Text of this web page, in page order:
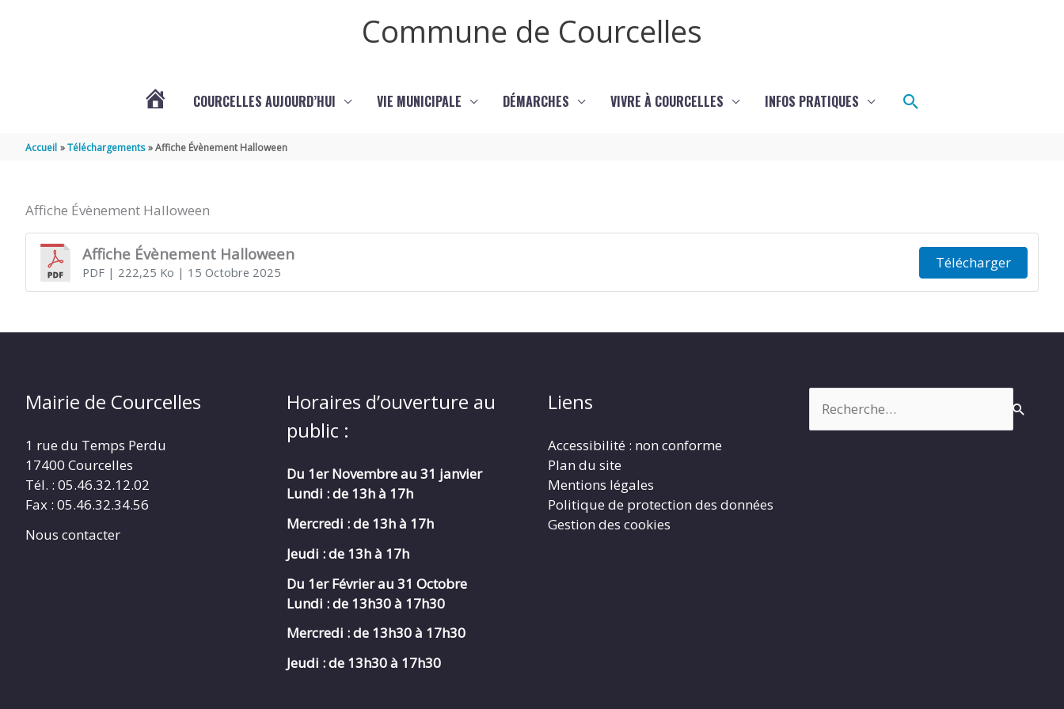
Commune de Courcelles
COURCELLES
(17777)
COURCELLES AUJOURD’HUI VIE MUNICIPALE DÉMARCHES VIVRE À COURCELLES INFOS PRATIQUES Rechercher
Accueil Téléchargements Affiche Évènement Halloween
Affiche Évènement Halloween
Affiche Évènement Halloween
PDF| 222,25 Ko | 15 Octobre 2025
Télécharger
Mairie de Courcelles
1 rue du Temps Perdu
17400 Courcelles
Tél. : 05.46.32.12.02
Fax : 05.46.32.34.56
Nous contacter
Horaires d’ouverture au
public :
Du 1er Novembre au 31 janvier
Lundi : de 13h à 17h
Mercredi :de 13h à 17h
Jeudi : de 13h à 17h
Du 1er Février au 31 Octobre
Lundi : de 13h30 à 17h30
Mercredi :de 13h30 à 17h30
Jeudi : de 13h30 à 17h30
Liens
Accessibilité : non conforme
Plan du site
Mentions légales
Politique de protection des données
Gestion des cookies